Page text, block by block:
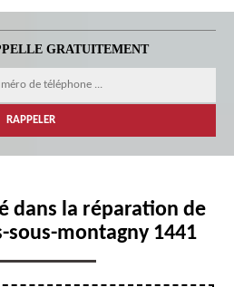
GRATUITEMENT
dans la réparation de
montagny 1441